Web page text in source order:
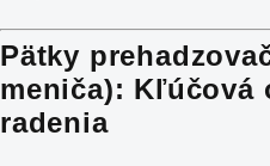
Pätky
meniča): Kľúčová
radenia